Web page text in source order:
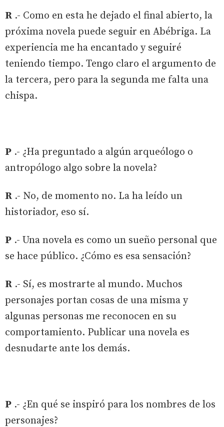
R .- Como en esta he dejado el final abierto, la
próxima novela puede seguir en Abébriga. La
experiencia me ha encantado y seguiré
teniendo tiempo. Tengo claro el argumento de
la tercera, pero para la segunda me falta una
chispa.
P .- ¿Ha preguntado a algún arqueólogo o
antropólogo algo sobre la novela?
R .- No, de momento no. La ha leído un
historiador, eso sí.
P .- Una novela es como un sueño personal que
se hace público. ¿Cómo es esa sensación?
R .- Sí, es mostrarte al mundo. Muchos
personajes portan cosas de una misma y
algunas personas me reconocen en su
comportamiento. Publicar una novela es
desnudarte ante los demás.
P .- ¿En qué se inspiró para los nombres de los
personajes?